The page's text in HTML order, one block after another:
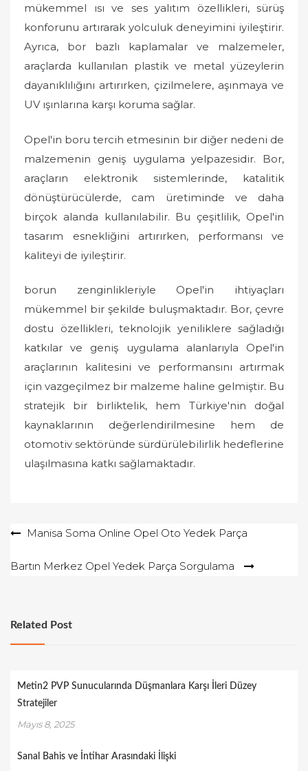
mükemmel ısı ve ses yalıtım özellikleri, sürüş
konforunu artırarak yolculuk deneyimini iyileştirir.
Ayrıca, bor bazlı kaplamalar ve malzemeler,
araçlarda kullanılan plastik ve metal yüzeylerin
dayanıklılığını artırırken, çizilmelere, aşınmaya ve
UV ışınlarına karşı koruma sağlar.
Opel'in boru tercih etmesinin bir diğer nedeni de
malzemenin geniş uygulama yelpazesidir. Bor,
araçların elektronik sistemlerinde, katalitik
dönüştürücülerde, cam üretiminde ve daha
birçok alanda kullanılabilir. Bu çeşitlilik, Opel'in
tasarım esnekliğini artırırken, performansı ve
kaliteyi de iyileştirir.
borun zenginlikleriyle Opel'in ihtiyaçları
mükemmel bir şekilde buluşmaktadır. Bor, çevre
dostu özellikleri, teknolojik yeniliklere sağladığı
katkılar ve geniş uygulama alanlarıyla Opel'in
araçlarının kalitesini ve performansını artırmak
için vazgeçilmez bir malzeme haline gelmiştir. Bu
stratejik bir birliktelik, hem Türkiye'nin doğal
kaynaklarının değerlendirilmesine hem de
otomotiv sektöründe sürdürülebilirlik hedeflerine
ulaşılmasına katkı sağlamaktadır.
YazıManisa Soma Online Opel Oto Yedek Parça
Bartın Merkez Opel Yedek Parça Sorgulama
Related Post
Metin2 PVP Sunucularında Düşmanlara Karşı İleri Düzey
Stratejiler
Mayıs 8, 2025
Sanal Bahis ve İntihar Arasındaki İlişki